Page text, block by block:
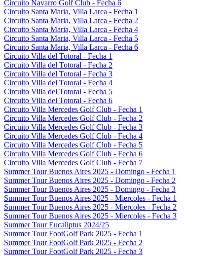
Circuito Navarro Golf Club - Fecha 6
Circuito Santa Maria, Villa Larca - Fecha 1
Circuito Santa Maria, Villa Larca - Fecha 2
Circuito Santa Maria, Villa Larca - Fecha 4
Circuito Santa Maria, Villa Larca - Fecha 5
Circuito Santa Maria, Villa Larca - Fecha 6
Circuito Villa del Totoral - Fecha 1
Circuito Villa del Totoral - Fecha 2
Circuito Villa del Totoral - Fecha 3
Circuito Villa del Totoral - Fecha 4
Circuito Villa del Totoral - Fecha 5
Circuito Villa del Totoral - Fecha 6
Circuito Villa Mercedes Golf Club - Fecha 1
Circuito Villa Mercedes Golf Club - Fecha 2
Circuito Villa Mercedes Golf Club - Fecha 3
Circuito Villa Mercedes Golf Club - Fecha 4
Circuito Villa Mercedes Golf Club - Fecha 5
Circuito Villa Mercedes Golf Club - Fecha 6
Circuito Villa Mercedes Golf Club - Fecha 7
Summer Tour Buenos Aires 2025 - Domingo - Fecha 1
Summer Tour Buenos Aires 2025 - Domingo - Fecha 2
Summer Tour Buenos Aires 2025 - Domingo - Fecha 3
Summer Tour Buenos Aires 2025 - Miercoles - Fecha 1
Summer Tour Buenos Aires 2025 - Miercoles - Fecha 2
Summer Tour Buenos Aires 2025 - Miercoles - Fecha 3
Summer Tour Eucaliptus 2024/25
Summer Tour FootGolf Park 2025 - Fecha 1
Summer Tour FootGolf Park 2025 - Fecha 2
Summer Tour FootGolf Park 2025 - Fecha 3